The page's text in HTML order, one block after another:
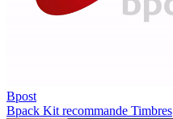
Bpost
Bpack Kit recommande Timbres